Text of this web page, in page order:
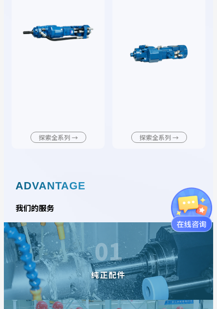
探索全系列 → 探索全系列 →
ADVANTAGE
我们的服务
01
纯正配件